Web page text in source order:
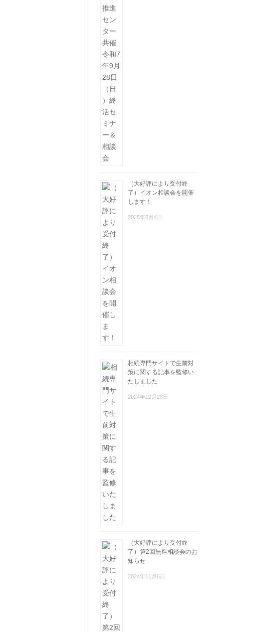
（大好評により受付終
了）イオン相談会を開催
します！
2025年6月4日
相続専門サイトで生前対
策に関する記事を監修い
たしました
2024年12月23日
（大好評により受付終
了）第2回無料相談会のお
知らせ
2024年11月6日